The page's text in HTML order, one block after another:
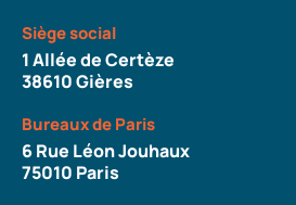
Siège social
1 Allée de Certèze
38610 Gières
Bureaux de Paris
6 Rue Léon Jouhaux
75010 Paris